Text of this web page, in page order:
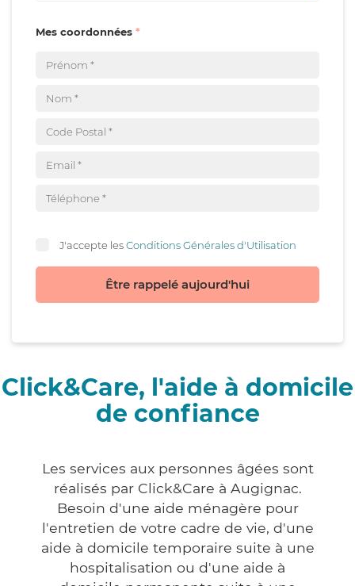
Mes coordonnées
J'accepte lesConditions Générales d'Utilisation
Être rappelé aujourd'hui
Click&Care, l'aide à domicile
de confiance
Les services aux personnes âgées sont
réalisés par Click&Care à Augignac.
Besoin d'une aide ménagère pour
l'entretien de votre cadre de vie, d'une
aide à domicile temporaire suite à une
hospitalisation ou d'une aide à